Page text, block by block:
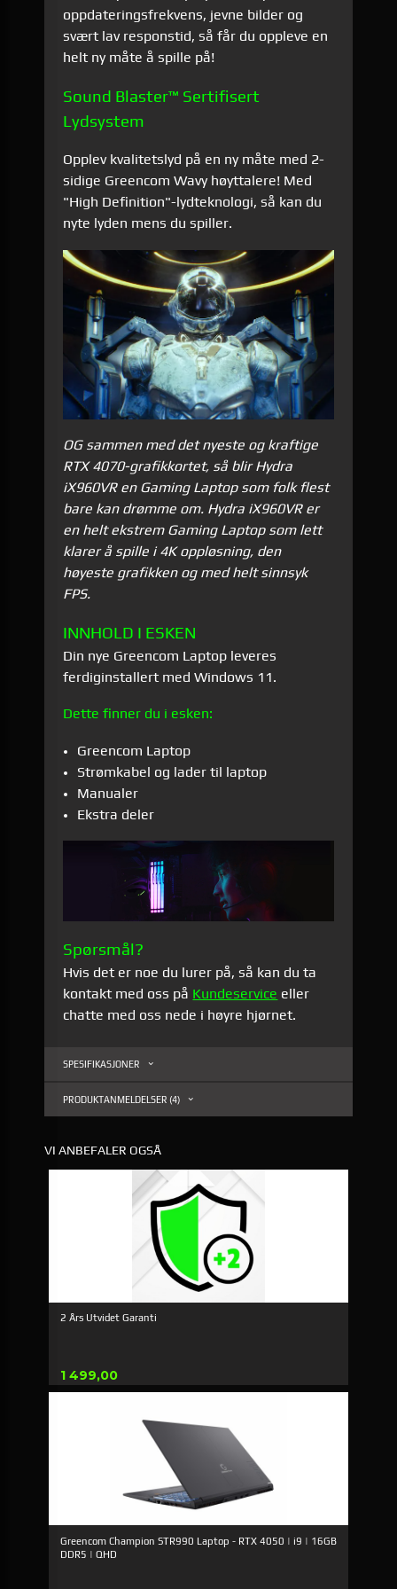
oppdateringsfrekvens, jevne bilder og
svært lav responstid, så får du oppleve en
helt ny måte å spille på!
Sound Blaster™ Sertifisert
Lydsystem
Opplev kvalitetslyd på en ny måte med 2-
sidige Greencom Wavy høyttalere! Med
"High Definition"-lydteknologi, så kan du
nyte lyden mens du spiller.
OG sammen med det nyeste og kraftige
RTX 4070-grafikkortet, så blir Hydra
iX960VR en Gaming Laptop som folk flest
bare kan drømme om. Hydra iX960VR er
en helt ekstrem Gaming Laptop som lett
klarer å spille i 4K oppløsning, den
høyeste grafikken og med helt sinnsyk
FPS.
INNHOLD I ESKEN
Din nye Greencom Laptop leveres
ferdiginstallert med Windows 11.
Dette finner du i esken:
Greencom Laptop
Strømkabel og lader til laptop
Manualer
Ekstra deler
Spørsmål?
Hvis det er noe du lurer på, så kan du ta
kontakt med oss på Kundeservice eller
chatte med oss nede i høyre hjørnet.
SPESIFIKASJONER
PRODUKTANMELDELSER (4)
VI ANBEFALER OGSÅ
2 Års Utvidet Garanti
Pris
1 499,00
Greencom Champion STR990 Laptop - RTX 4050 | i9 | 16GB
DDR5 | QHD